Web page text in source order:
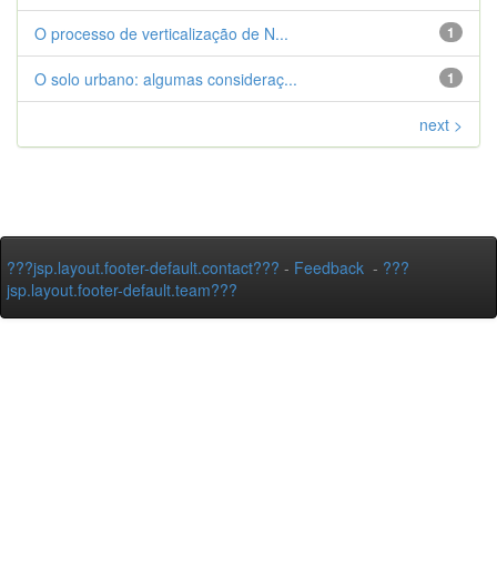
1
O processo de verticalização de N...
1
O solo urbano: algumas consideraç...
next >
???jsp.layout.footer-default.contact??? - Feedback - ???
jsp.layout.footer-default.team???